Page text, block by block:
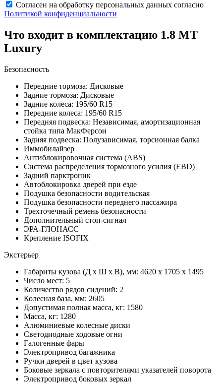
Согласен на обработку персональных данных согласно
Политикой конфиденциальности
Что входит в комплектацию 1.8 MT
Luxury
Безопасность
Передние тормоза: Дисковые
Задние тормоза: Дисковые
Задние колеса: 195/60 R15
Передние колеса: 195/60 R15
Передняя подвеска: Независимая, амортизационная
стойка типа МакФерсон
Задняя подвеска: Полузависимая, торсионная балка
Иммобилайзер
Антиблокировочная система (ABS)
Система распределения тормозного усилия (EBD)
Задний парктроник
Автоблокировка дверей при езде
Подушка безопасности водительская
Подушка безопасности переднего пассажира
Трехточечный ремень безопасности
Дополнительный стоп-сигнал
ЭРА-ГЛОНАСС
Крепление ISOFIX
Экстерьер
Габариты кузова (Д x Ш x В), мм: 4620 x 1705 x 1495
Число мест: 5
Количество рядов сидений: 2
Колесная база, мм: 2605
Допустимая полная масса, кг: 1580
Масса, кг: 1280
Алюминиевые колесные диски
Светодиодные ходовые огни
Галогенные фары
Электропривод багажника
Ручки дверей в цвет кузова
Боковые зеркала с повторителями указателей поворота
Электропривод боковых зеркал